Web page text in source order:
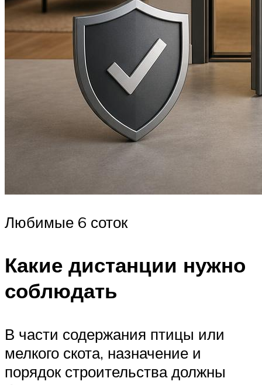
Любимые 6 соток
Какие дистанции нужно
соблюдать
В части содержания птицы или
мелкого скота, назначение и
порядок строительства должны